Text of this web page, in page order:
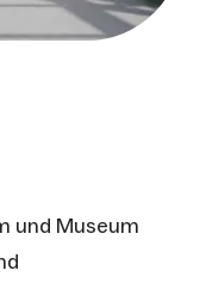
und Museum